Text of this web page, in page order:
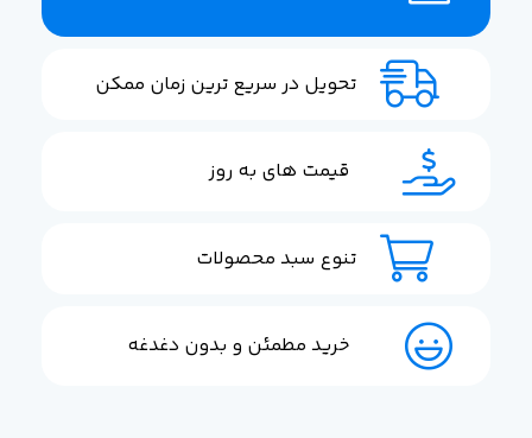
تحویل در سریع ترین زمان ممکن
قیمت های به روز
تنوع سبد محصولات
خرید مطمئن و بدون دغدغه